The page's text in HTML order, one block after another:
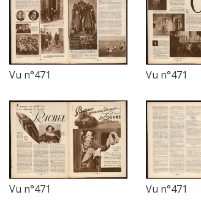
Vu n°471 Vu n°471
Vu n°471 Vu n°471